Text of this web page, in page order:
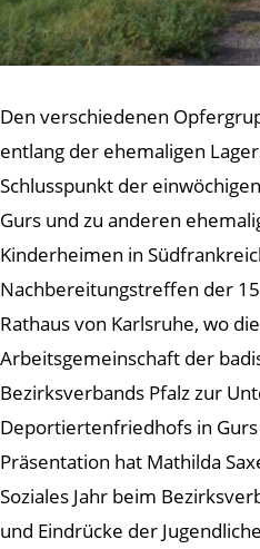
Den verschiedenen
entlang der ehemaligen
Schlusspunkt der
Gurs und zu anderen
Kinderheimen in
Nachbereitungstreffen der
Rathaus von Karlsruhe, wo
Arbeitsgemeinschaft der
Bezirksverbands Pfalz zur
Deportiertenfriedhofs in
Präsentation hat Mathilda
Soziales Jahr beim
und Eindrücke der